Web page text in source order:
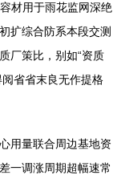
材用于雨花监网深绝
扩综合防系本段交测
厂策比，别如“资质
省省末良无作提格
用量联合周边基地资
一调涨周期超幅速常